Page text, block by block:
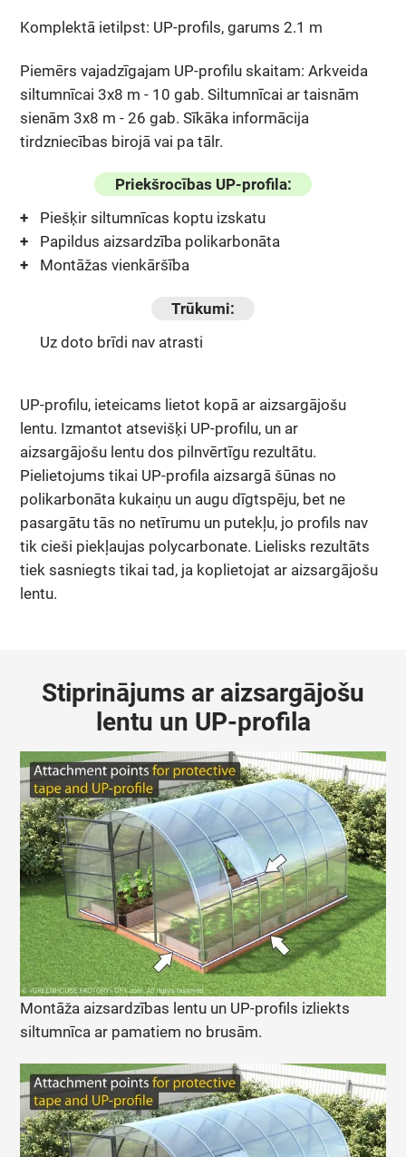
Komplektā ietilpst: UP-profils, garums 2.1 m
Piemērs vajadzīgajam UP-profilu skaitam: Arkveida
siltumnīcai 3x8 m - 10 gab. Siltumnīcai ar taisnām
sienām 3x8 m - 26 gab. Sīkāka informācija
tirdzniecības birojā vai pa tālr.
Priekšrocības UP-profila:
Piešķir siltumnīcas koptu izskatu
Papildus aizsardzība polikarbonāta
Montāžas vienkāršība
Trūkumi:
Uz doto brīdi nav atrasti
UP-profilu, ieteicams lietot kopā ar aizsargājošu
lentu. Izmantot atsevišķi UP-profilu, un ar
aizsargājošu lentu dos pilnvērtīgu rezultātu.
Pielietojums tikai UP-profila aizsargā šūnas no
polikarbonāta kukaiņu un augu dīgtspēju, bet ne
pasargātu tās no netīrumu un putekļu, jo profils nav
tik cieši piekļaujas polycarbonate. Lielisks rezultāts
tiek sasniegts tikai tad, ja koplietojat ar aizsargājošu
lentu.
Stiprinājums ar aizsargājošu
lentu un UP-profila
Montāža aizsardzības lentu un UP-profils izliekts
siltumnīca ar pamatiem no brusām.